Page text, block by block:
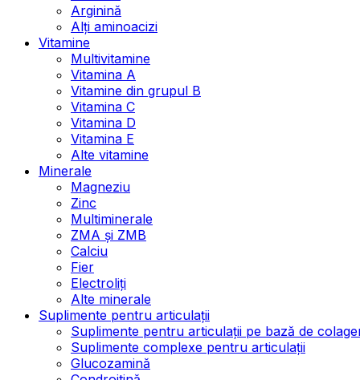
Arginină
Alți aminoacizi
Vitamine
Multivitamine
Vitamina A
Vitamine din grupul B
Vitamina C
Vitamina D
Vitamina E
Alte vitamine
Minerale
Magneziu
Zinc
Multiminerale
ZMA și ZMB
Calciu
Fier
Electroliți
Alte minerale
Suplimente pentru articulații
Suplimente pentru articulații pe bază de
Suplimente complexe pentru articulații
Glucozamină